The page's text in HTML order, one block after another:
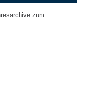
zum